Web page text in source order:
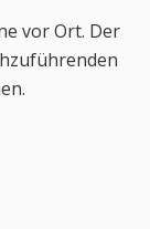
vor Ort. Der